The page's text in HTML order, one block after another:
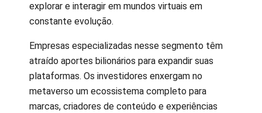
explorar e interagir em mundos virtuais em
constante evolução.
Empresas especializadas nesse segmento têm
atraído aportes bilionários para expandir suas
plataformas. Os investidores enxergam no
metaverso um ecossistema completo para
marcas, criadores de conteúdo e experiências